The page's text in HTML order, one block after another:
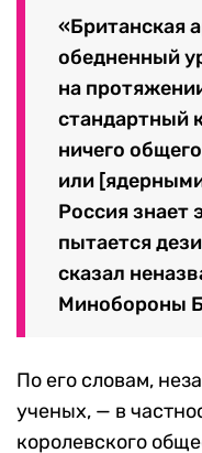
«Британская
обедненный
на
стандартный
ничего
или
Россия знает
пытается
сказал
Минобороны
По его словам,
ученых, — в
королевского